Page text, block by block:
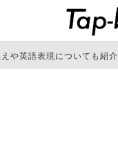
や英語表現についても紹介